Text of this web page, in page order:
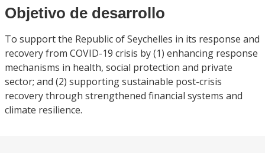
Objetivo de desarrollo
To support the Republic of Seychelles in its response and
recovery from COVID-19 crisis by (1) enhancing response
mechanisms in health, social protection and private
sector; and (2) supporting sustainable post-crisis
recovery through strengthened financial systems and
climate resilience.